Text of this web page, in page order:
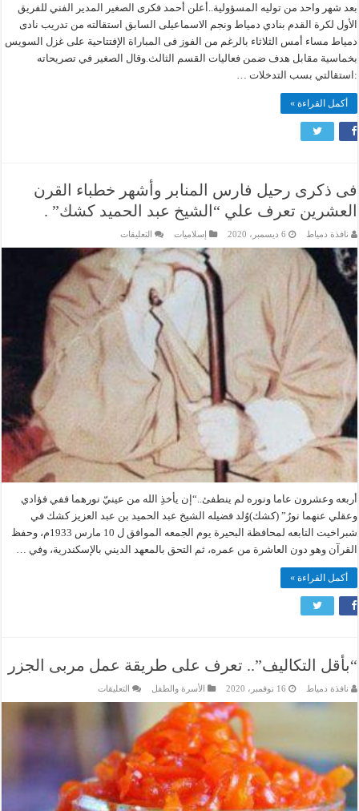
بعد شهر واحد من توليه المسؤولية..أعلن أحمد فكرى الصغير المدير الفني للفريق
الأول لكرة القدم بنادي دمياط ونجم الاسماعيلى السابق استقالته من تدريب نادى
دمياط مساء أمس الثلاثاء بالرغم من الفوز فى المباراة الإفتتاحية على غزل السويس
بخماسية مقابل هدف ضمن فعاليات القسم الثالث.وقال الصغير في تصريحاته
:استقالتي بسب التدخلات …
أكمل القراءة »
فى ذكرى رحيل فارس المنابر وأشهر خطباء القرن
العشرين تعرف علي “الشيخ عبد الحميد كشك” .
نافذة دمياط 6 ديسمبر، 2020 إسلاميات التعليقات
ذكرى
رحيل
فارس
المنابر
وأشهر
خطباء
القرن
العشرين
علي
أربعه وعشرون عاما ونوره لم ينطفئ..“إن يأخذِ الله من عينيّ نورهما ففي فؤادي
وعقلي عنهما نورُ” (كشك)وُلد فضيله الشيخ عبد الحميد بن عبد العزيز كشك في
شبراخيت التابعه لمحافظة البحيرة يوم الجمعه الموافق ل 10 مارس 1933م، وحفظ
القرآن وهو دون العاشرة من عمره، ثم التحق بالمعهد الديني بالإسكندرية، وفي …
أكمل القراءة »
“بأقل التكاليف”.. تعرف على طريقة عمل مربى الجزر
نافذة دمياط 16 نوفمبر، 2020 الأسرة والطفل التعليقات
الجزر
مغلقة